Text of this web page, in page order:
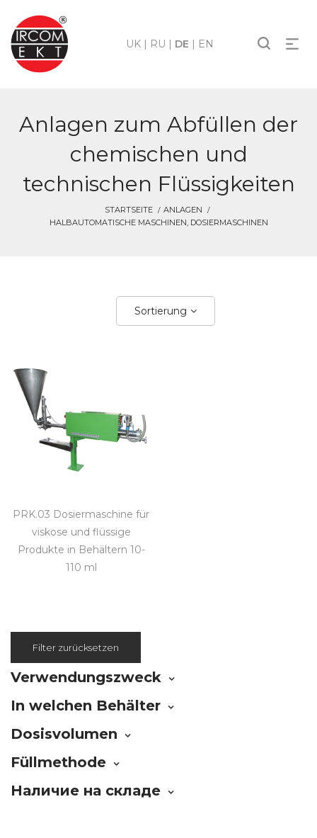
UK | RU | DE | EN
Anlagen zum Abfüllen der
chemischen und
technischen Flüssigkeiten
STARTSEITE
ANLAGEN
HALBAUTOMATISCHE MASCHINEN, DOSIERMASCHINEN
Sortierung
PRK.03 Dosiermaschine für
viskose und flüssige
Produkte in Behältern 10-
110 ml
Filter zurücksetzen
Verwendungszweck
In welchen Behälter
Dosisvolumen
Füllmethode
Наличие на складе